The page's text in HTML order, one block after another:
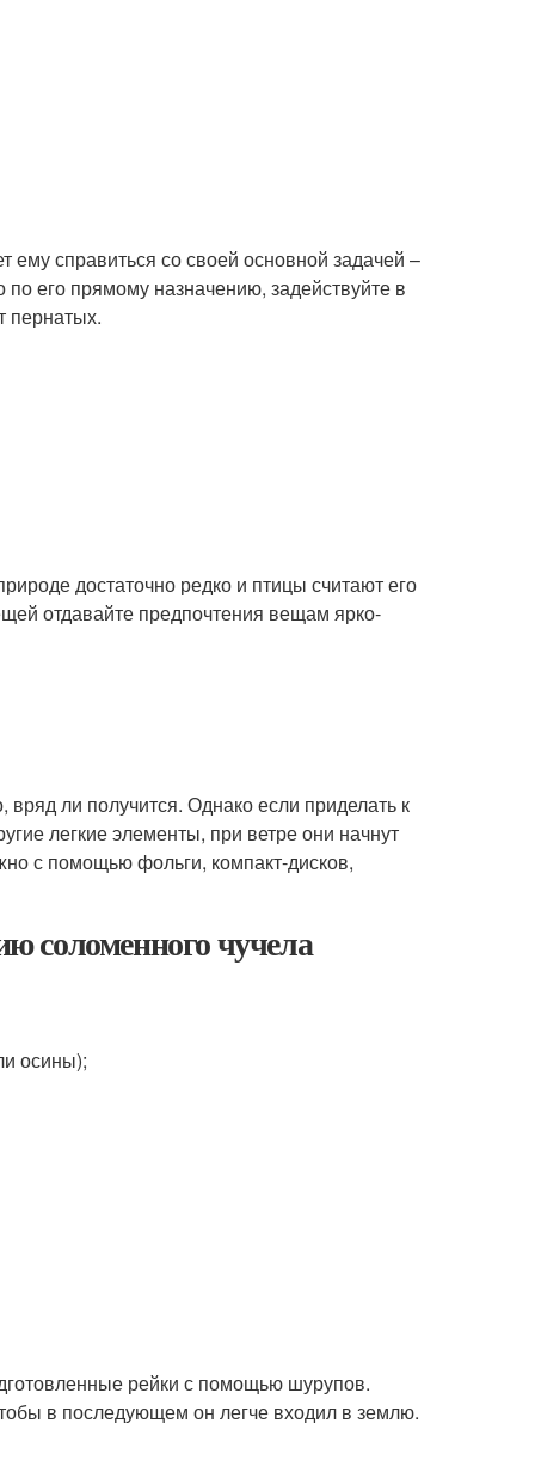
ему справиться со своей основной задачей –
его прямому назначению, задействуйте в
пернатых.
достаточно редко и птицы считают его
отдавайте предпочтения вещам ярко-
ли получится. Однако если приделать к
легкие элементы, при ветре они начнут
с помощью фольги, компакт-дисков,
соломенного чучела
осины);
рейки с помощью шурупов.
в последующем он легче входил в землю.